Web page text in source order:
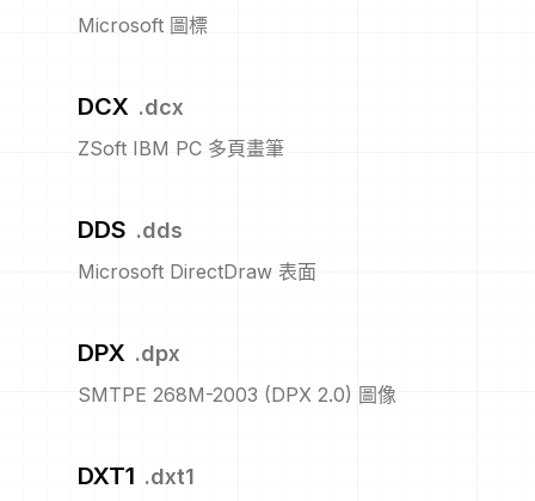
Microsoft 圖標
DCX .dcx
ZSoft IBM PC 多頁畫筆
DDS .dds
Microsoft DirectDraw 表面
DPX .dpx
SMTPE 268M-2003 (DPX 2.0) 圖像
DXT1 .dxt1